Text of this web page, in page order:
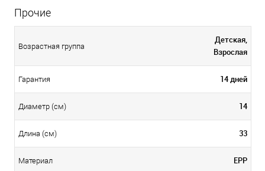
Прочие
Возрастная группа
Детская,
Взрослая
Гарантия 14 дней
Диаметр (см) 14
Длина (см) 33
Материал EPP